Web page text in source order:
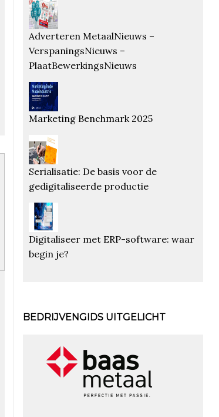
Adverteren MetaalNieuws –
VerspaningsNieuws –
PlaatBewerkingsNieuws
Marketing Benchmark 2025
Serialisatie: De basis voor de
gedigitaliseerde productie
Digitaliseer met ERP-software: waar
begin je?
BEDRIJVENGIDS UITGELICHT